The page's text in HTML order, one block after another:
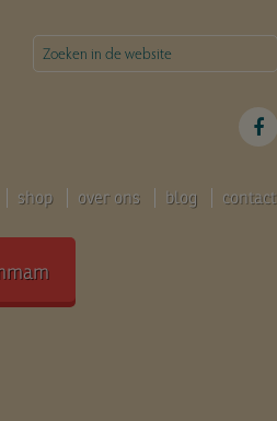
shop over ons blog contact